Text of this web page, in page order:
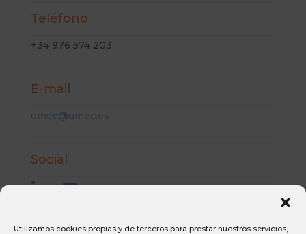
Utilizamos cookies propias y de terceros para prestar nuestros servicios,
Teléfono
+34 976 574 203
E-mail
umec@umec.es
Social